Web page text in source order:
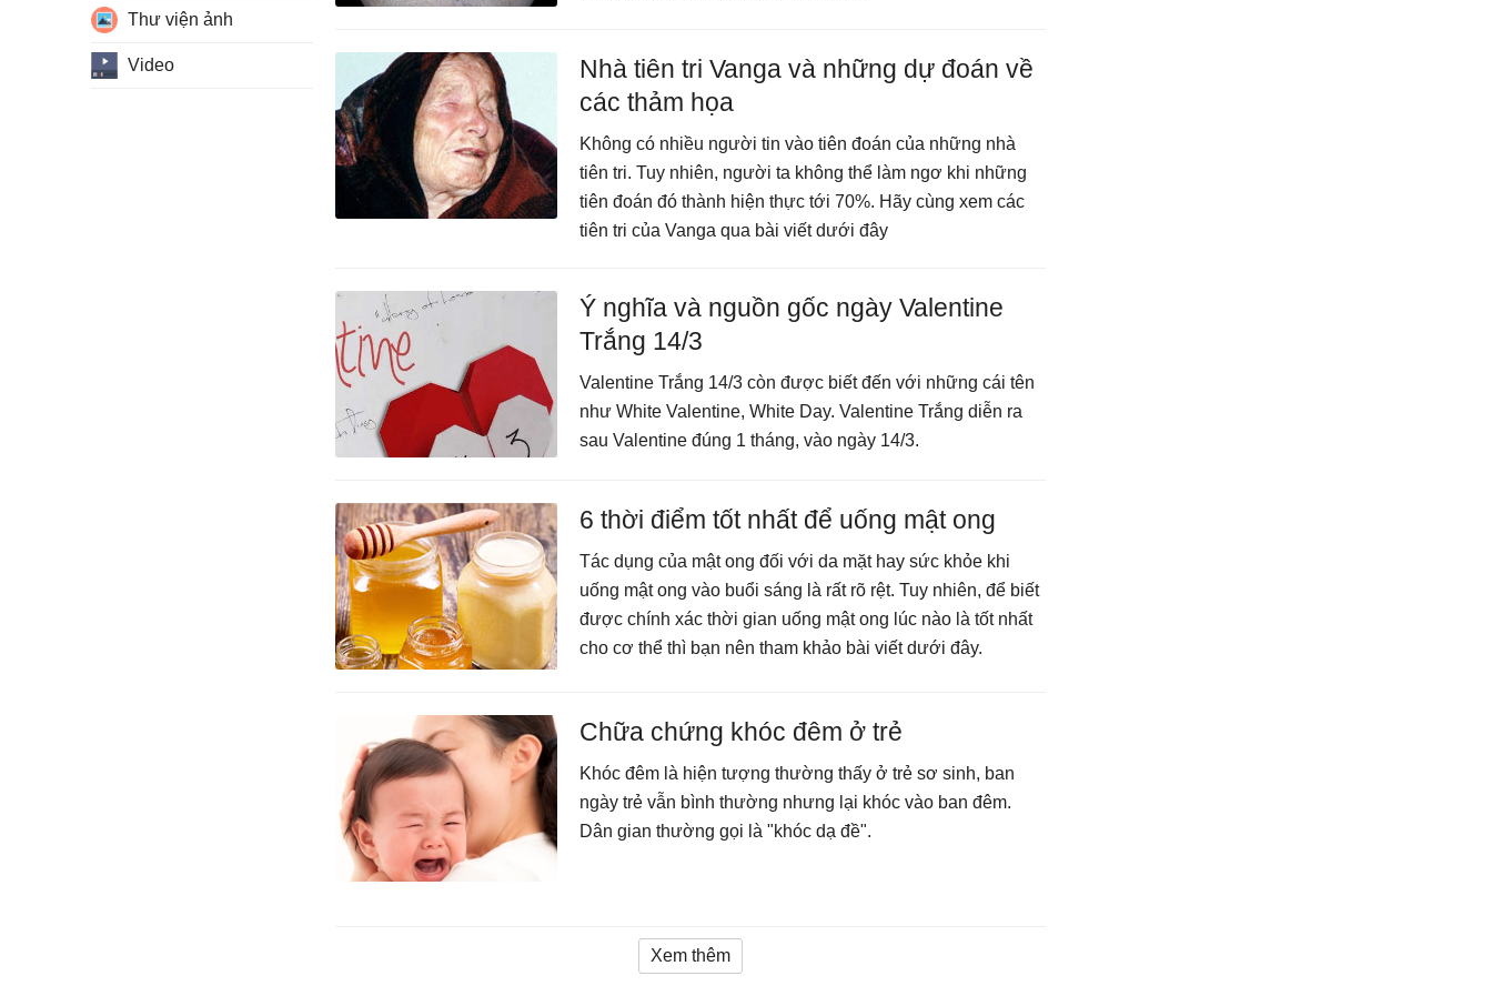
Nhà tiên tri Vanga và những dự đoán về
các thảm họa
Không có nhiều người tin vào tiên đoán của những nhà
tiên tri. Tuy nhiên, người ta không thể làm ngơ khi những
tiên đoán đó thành hiện thực tới 70%. Hãy cùng xem các
tiên tri của Vanga qua bài viết dưới đây
Ý nghĩa và nguồn gốc ngày Valentine
Trắng 14/3
Valentine Trắng 14/3 còn được biết đến với những cái tên
như White Valentine, White Day. Valentine Trắng diễn ra
sau Valentine đúng 1 tháng, vào ngày 14/3.
6 thời điểm tốt nhất để uống mật ong
Tác dụng của mật ong đối với da mặt hay sức khỏe khi
uống mật ong vào buổi sáng là rất rõ rệt. Tuy nhiên, để biết
được chính xác thời gian uống mật ong lúc nào là tốt nhất
cho cơ thể thì bạn nên tham khảo bài viết dưới đây.
Chữa chứng khóc đêm ở trẻ
Khóc đêm là hiện tượng thường thấy ở trẻ sơ sinh, ban
ngày trẻ vẫn bình thường nhưng lại khóc vào ban đêm.
Dân gian thường gọi là "khóc dạ đề".
Xem thêm
Thư viện ảnh
Video